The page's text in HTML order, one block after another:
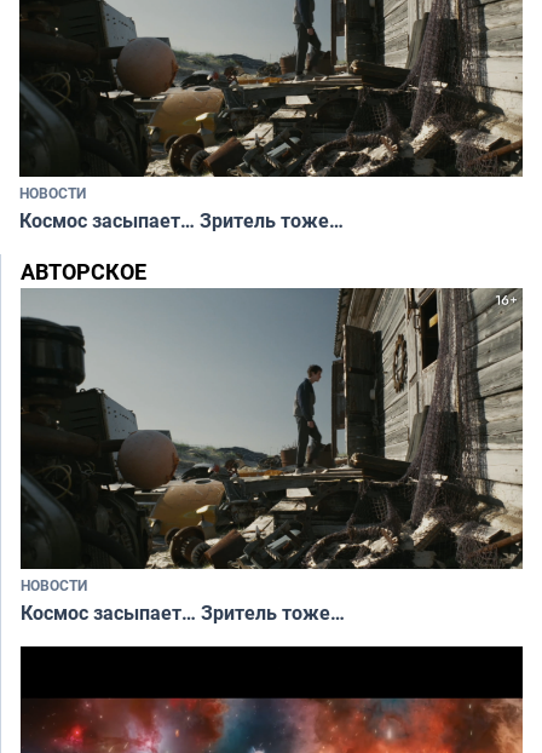
НОВОСТИ
Космос засыпает… Зритель тоже…
АВТОРСКОЕ
НОВОСТИ
Космос засыпает… Зритель тоже…